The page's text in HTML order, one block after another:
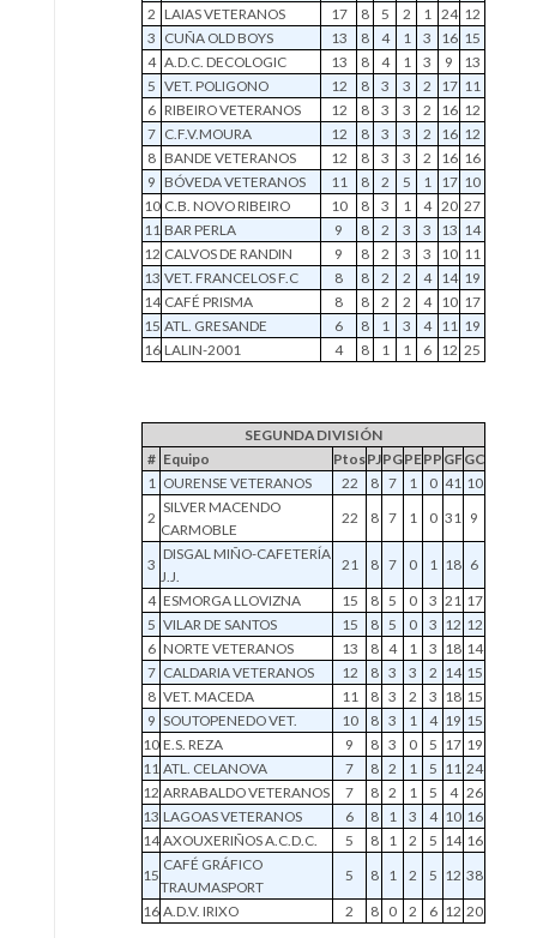
2 LAIAS VETERANOS 17 8 5 2 1 24 12
3 CUÑA OLD BOYS 13 8 4 1 3 16 15
4 A.D.C. DECOLOGIC 13 8 4 1 3 9
13
5 VET. POLIGONO 12 8 3 3 2 17 11
6 RIBEIRO VETERANOS 12 8 3 3 2 16 12
7 C.F.V.MOURA 12 8 3 3 2 16 12
8 BANDE VETERANOS 12 8 3 3 2 16 16
9 BÓVEDA VETERANOS 11 8 2 5 1 17 10
10 C.B. NOVO RIBEIRO 10 8 3 1 4 20 27
11 BAR PERLA 9 8 2 3 3 13 14
12 CALVOS DE RANDIN 9 8 2 3 3 10 11
13 VET. FRANCELOS F.C 8 8 2 2 4 14 19
14 CAFÉ PRISMA 8 8 2 2 4 10 17
15 ATL. GRESANDE 6 8 1 3 4 11 19
16 LALIN-2001 4 8 1 1 6 12 25
SEGUNDA DIVISIÓN
# Equipo PtosPJPGPEPP GFGC
1 OURENSE VETERANOS 22 8 7 1 0 41 10
2
SILVER MACENDO
CARMOBLE
22 8 7 1 0 31 9
3
DISGAL MIÑO-CAFETERÍA
J.J.
21 8 7 0 1 18 6
4 ESMORGA LLOVIZNA 15 8 5 0 3 21 17
5 VILAR DE SANTOS 15 8 5 0 3 12 12
6 NORTE VETERANOS 13 8 4 1 3 18 14
7 CALDARIA VETERANOS 12 8 3 3 2 14 15
8 VET. MACEDA 11 8 3 2 3 18 15
9 SOUTOPENEDO VET. 10 8 3 1 4 19 15
10 E.S. REZA 9 8 3 0 5 17 19
11 ATL. CELANOVA 7 8 2 1 5 11 24
12 ARRABALDO VETERANOS 7 8 2 1 5 4 26
13 LAGOAS VETERANOS 6 8 1 3 4 10 16
14 AXOUXERIÑOS A.C.D.C. 5 8 1 2 5 14 16
15
CAFÉ GRÁFICO
TRAUMASPORT
5 8 1 2 5 12 38
16 A.D.V. IRIXO 2 8 0 2 6 12 20